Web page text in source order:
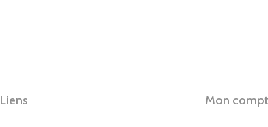
Liens Mon